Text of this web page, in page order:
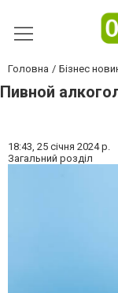
Головна Бізнес
Пивной
18:43, 25 січня 2024 р.
Загальний розділ